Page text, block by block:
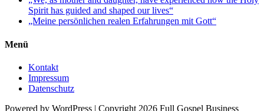
Spirit has guided and shaped our lives“
„Meine persönlichen realen Erfahrungen mit Gott“
Menü
Kontakt
Impressum
Datenschutz
Powered by WordPress | Copyright 2026 Full Gospel Business